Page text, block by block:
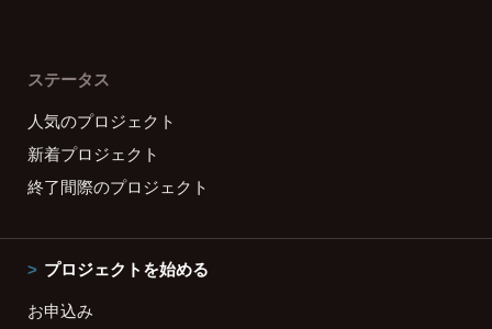
ステータス
人気のプロジェクト
新着プロジェクト
終了間際のプロジェクト
プロジェクトを始める
お申込み